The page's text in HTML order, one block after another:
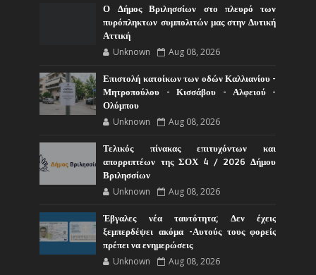
Ο Δήμος Βριλησσίων στο πλευρό των
πυρόπληκτων συμπολιτών μας στην Δυτική
Αττική
Unknown Aug 08, 2026
Επιστολή κατοίκων των οδών Καλλιανίου -
Μητροπούλου - Κισσάβου - Αλφειού -
Ολύμπου
Unknown Aug 08, 2026
Τελικός πίνακας επιτυχόντων και
απορριπτέων της ΣΟΧ 4 / 2026 Δήμου
Βριλησσίων
Unknown Aug 08, 2026
Έβγαλες νέα ταυτότητα; Δεν έχεις
ξεμπερδέψει ακόμα -Αυτούς τους φορείς
πρέπει να ενημερώσεις
Unknown Aug 08, 2026